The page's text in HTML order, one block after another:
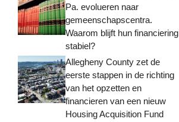
Pa. evolueren naar
gemeenschapscentra.
Waarom blijft hun financiering
stabiel?
Allegheny County zet de
eerste stappen in de richting
van het opzetten en
financieren van een nieuw
Housing Acquisition Fund